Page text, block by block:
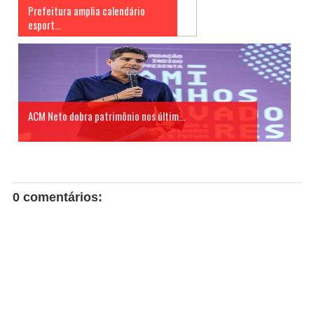
Prefeitura amplia calendário
esport...
ACM Neto dobra patrimônio nos últim...
0 comentários: